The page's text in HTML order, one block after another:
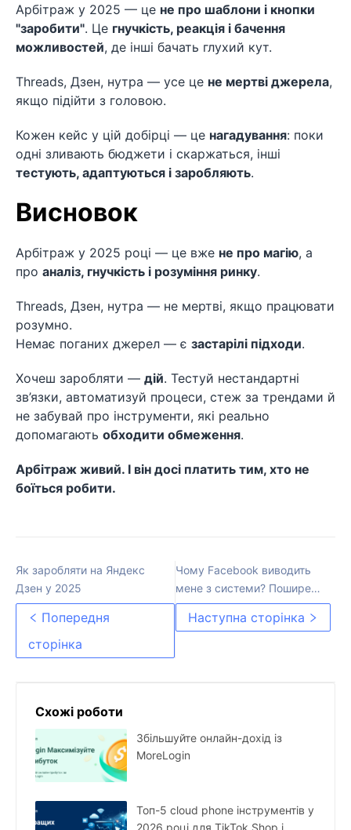
Арбітраж у 2025 — це не про шаблони і кнопки
"заробити". Це гнучкість, реакція і бачення
можливостей, де інші бачать глухий кут.
Threads, Дзен, нутра — усе це не мертві джерела,
якщо підійти з головою.
Кожен кейс у цій добірці — це нагадування: поки
одні зливають бюджети і скаржаться, інші
тестують, адаптуються і заробляють.
Висновок
Арбітраж у 2025 році — це вже не про магію, а
про аналіз, гнучкість і розуміння ринку.
Threads, Дзен, нутра — не мертві, якщо працювати
розумно.
Немає поганих джерел — є застарілі підходи.
Хочеш заробляти — дій. Тестуй нестандартні
зв’язки, автоматизуй процеси, стеж за трендами й
не забувай про інструменти, які реально
допомагають обходити обмеження.
Арбітраж живий. І він досі платить тим, хто не
боїться робити.
Як заробляти на Яндекс
Дзен у 2025
Попередня
сторінка
Чому Facebook виводить
мене з системи? Поширені
причини та способи
вирішення
Наступна сторінка
Схожі роботи
Збільшуйте онлайн-дохід із
MoreLogin
Топ-5 cloud phone інструментів у
2026 році для TikTok Shop і